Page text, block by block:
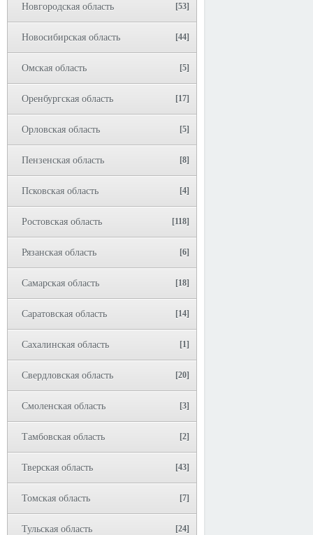
Новгородская область [53]
Новосибирская область [44]
Омская область [5]
Оренбургская область [17]
Орловская область [5]
Пензенская область [8]
Псковская область [4]
Ростовская область [118]
Рязанская область [6]
Самарская область [18]
Саратовская область [14]
Сахалинская область [1]
Свердловская область [20]
Смоленская область [3]
Тамбовская область [2]
Тверская область [43]
Томская область [7]
Тульская область [24]